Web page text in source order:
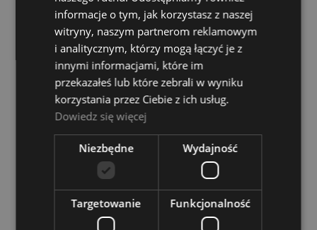
Dostępność:tymczasowo
niedostępny
279,00 zł
POWIADOM O DOSTĘPNOŚCI
DNA Studio Pad Pro
Dostępność:tymczasowo
niedostępny
informacje o tym, jak korzystasz z naszej
witryny, naszym partnerom reklamowym
i analitycznym, którzy mogą łączyć je z
innymi informacjami, które im
przekazałeś lub które zebrali w wyniku
korzystania przez Ciebie z ich usług.
Dowiedz się więcej
Niezbędne Wydajność
Targetowanie Funkcjonalność